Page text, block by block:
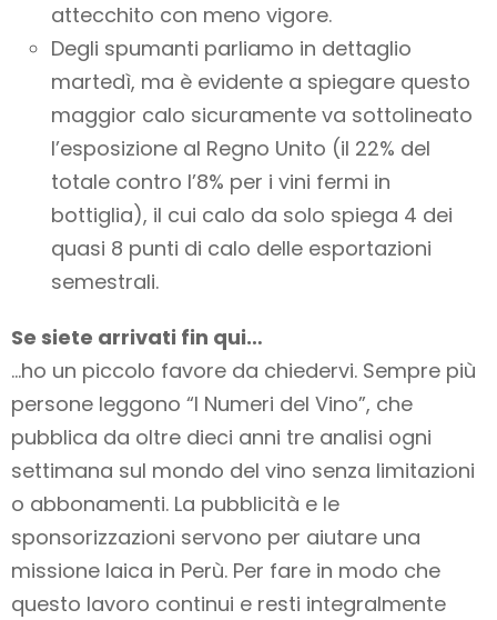
attecchito con meno vigore.
Degli spumanti parliamo in dettaglio
martedì, ma è evidente a spiegare questo
maggior calo sicuramente va sottolineato
l’esposizione al Regno Unito (il 22% del
totale contro l’8% per i vini fermi in
bottiglia), il cui calo da solo spiega 4 dei
quasi 8 punti di calo delle esportazioni
semestrali.
Se siete arrivati fin qui…
…ho un piccolo favore da chiedervi. Sempre più
persone leggono “I Numeri del Vino”, che
pubblica da oltre dieci anni tre analisi ogni
settimana sul mondo del vino senza limitazioni
o abbonamenti. La pubblicità e le
sponsorizzazioni servono per aiutare una
missione laica in Perù. Per fare in modo che
questo lavoro continui e resti integralmente